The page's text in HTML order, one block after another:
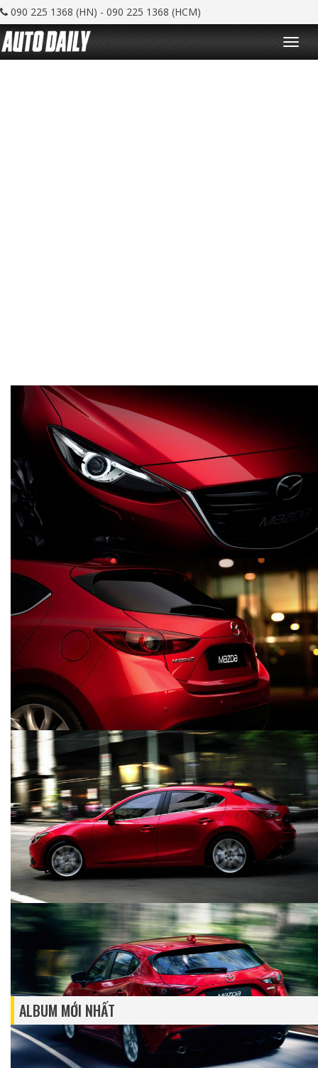
090 225 1368 (HN) - 090 225 1368 (HCM)
T
o
g
MAZDA3 2014
Thứ Năm , 27/06/2013 | 10:14
Mazda3 2014
ALBUM MỚI NHẤT